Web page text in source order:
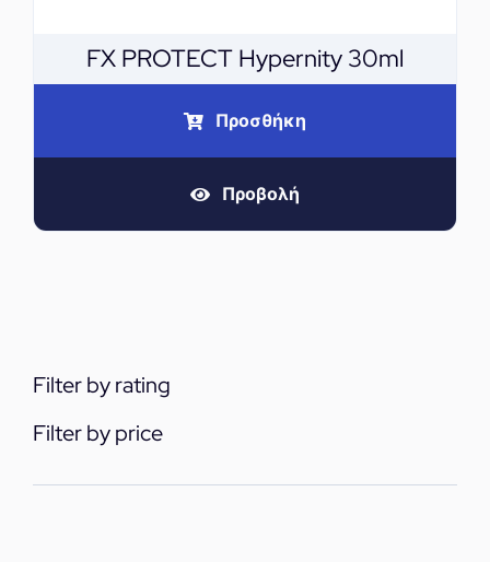
FX PROTECT Hypernity 30ml
Προσθήκη
Προβολή
Filter by rating
Filter by price